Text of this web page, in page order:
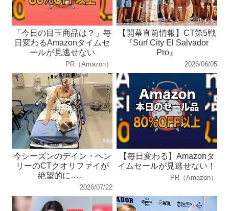
「今日の目玉商品は？」毎
日変わるAmazonタイムセ
ールが見逃せない
PR（Amazon）
【開幕直前情報】CT第5戦
『Surf City El Salvador
Pro』
2026/06/05
今シーズンのデイン・ヘン
リーのCTクオリファイが
絶望的に…。
2026/07/22
【毎日変わる】Amazonタ
イムセールが見逃せない！
PR（Amazon）